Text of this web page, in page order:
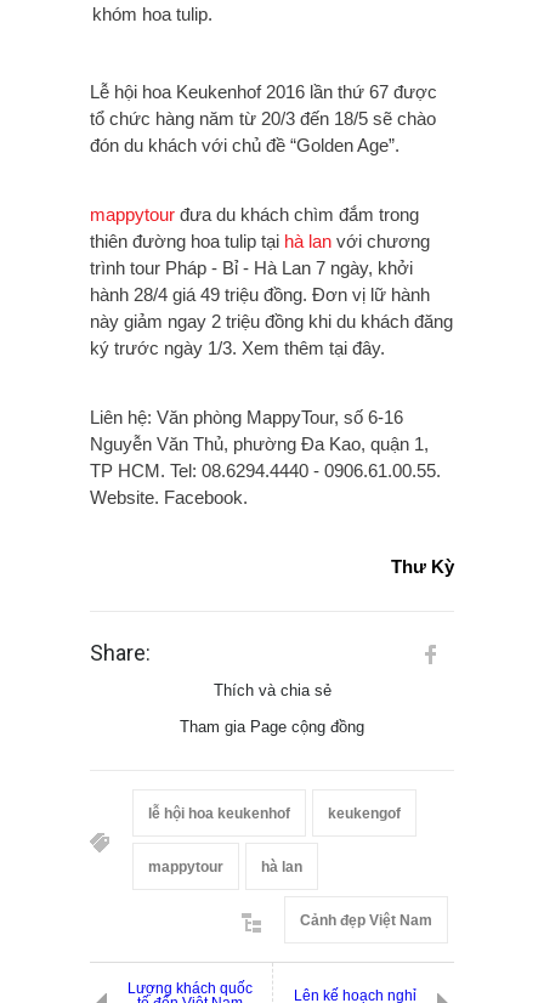
khóm hoa tulip.
Lễ hội hoa Keukenhof‬‬‬‬‬ 2016 lần thứ 67 được
tổ chức hàng năm từ 20/3 đến 18/5 sẽ chào
đón du khách với chủ đề “Golden Age”.
mappytour đưa du khách chìm đắm trong
thiên đường hoa tulip tại hà lan với chương
trình tour Pháp - Bỉ - Hà Lan 7 ngày, khởi
hành 28/4 giá 49 triệu đồng. Đơn vị lữ hành
này giảm ngay 2 triệu đồng khi du khách đăng
ký trước ngày 1/3. Xem thêm tại đây.
Liên hệ: Văn phòng MappyTour, số 6-16
Nguyễn Văn Thủ, phường Đa Kao, quận 1,
TP HCM. Tel: 08.6294.4440 - 0906.61.00.55.
Website. Facebook.
Thư Kỳ
Share:
Thích và chia sẻ
Tham gia Page cộng đồng
lễ hội hoa keukenhof keukengof
mappytour hà lan
Cảnh đẹp Việt Nam
Lượng khách quốc
Lên kế hoạch nghỉ